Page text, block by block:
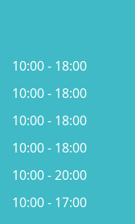
10:00 - 18:00
10:00 - 18:00
10:00 - 18:00
10:00 - 18:00
10:00 - 20:00
10:00 - 17:00